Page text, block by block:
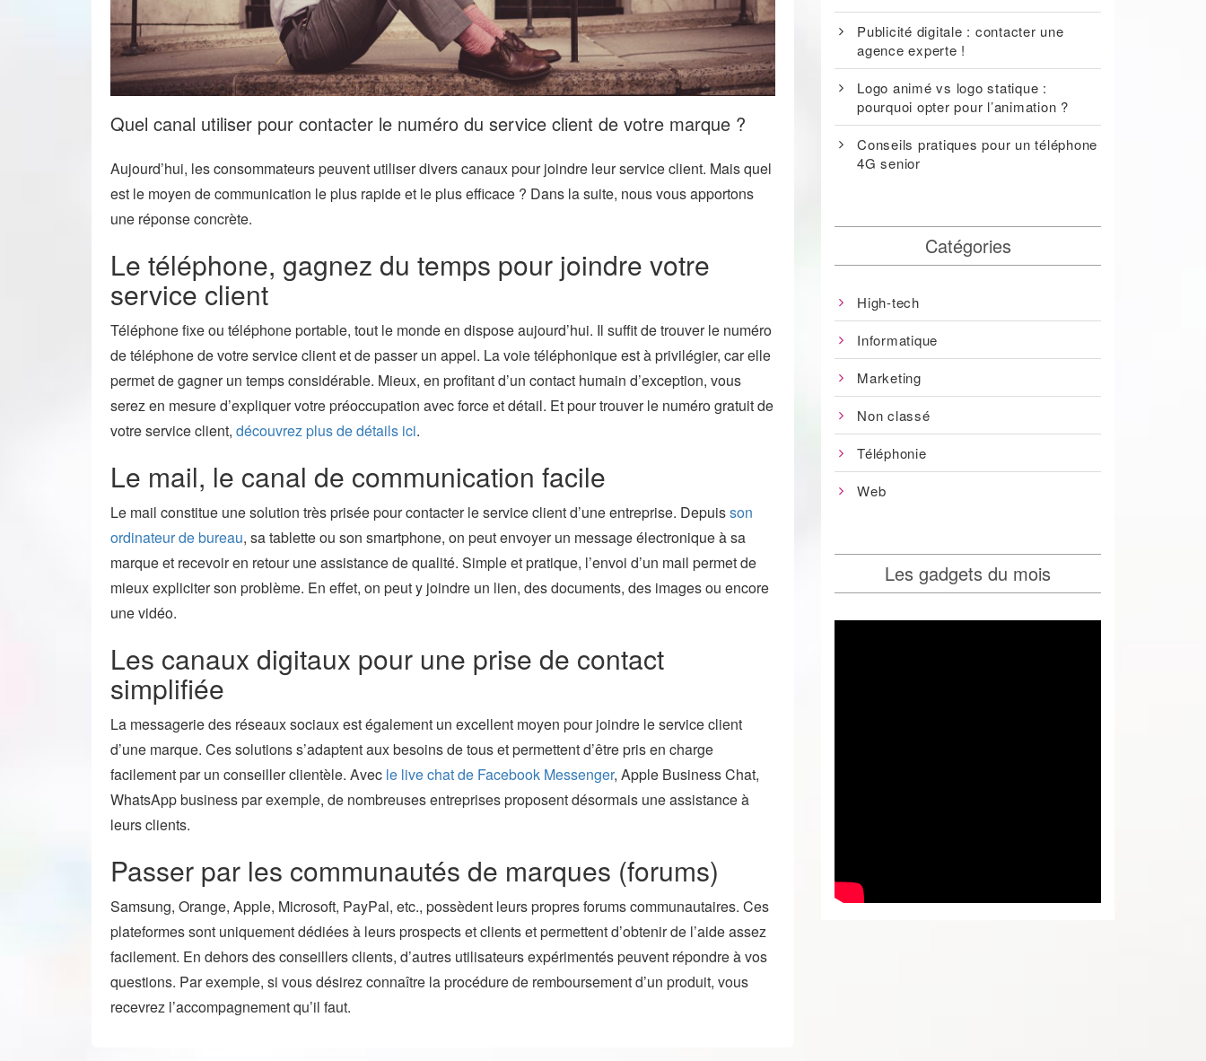
Quel canal utiliser pour contacter le numéro du service client de votre marque ?
Aujourd’hui, les consommateurs peuvent utiliser divers canaux pour joindre leur service client. Mais quel
est le moyen de communication le plus rapide et le plus efficace ? Dans la suite, nous vous apportons
une réponse concrète.
Le téléphone, gagnez du temps pour joindre votre
service client
Téléphone fixe ou téléphone portable, tout le monde en dispose aujourd’hui. Il suffit de trouver le numéro
de téléphone de votre service client et de passer un appel. La voie téléphonique est à privilégier, car elle
permet de gagner un temps considérable. Mieux, en profitant d’un contact humain d’exception, vous
serez en mesure d’expliquer votre préoccupation avec force et détail. Et pour trouver le numéro gratuit de
votre service client, découvrez plus de détails ici.
Le mail, le canal de communication facile
Le mail constitue une solution très prisée pour contacter le service client d’une entreprise. Depuisson
ordinateur de bureau, sa tablette ou son smartphone, on peut envoyer un message électronique à sa
marque et recevoir en retour une assistance de qualité. Simple et pratique, l’envoi d’un mail permet de
mieux expliciter son problème. En effet, on peut y joindre un lien, des documents, des images ou encore
une vidéo.
Les canaux digitaux pour une prise de contact
simplifiée
La messagerie des réseaux sociaux est également un excellent moyen pour joindre le service client
d’une marque. Ces solutions s’adaptent aux besoins de tous et permettent d’être pris en charge
facilement par un conseiller clientèle. Avec le live chat de Facebook Messenger, Apple Business Chat,
WhatsApp business par exemple, de nombreuses entreprises proposent désormais une assistance à
leurs clients.
Passer par les communautés de marques (forums)
Samsung, Orange, Apple, Microsoft, PayPal, etc., possèdent leurs propres forums communautaires. Ces
plateformes sont uniquement dédiées à leurs prospects et clients et permettent d’obtenir de l’aide assez
facilement. En dehors des conseillers clients, d’autres utilisateurs expérimentés peuvent répondre à vos
questions. Par exemple, si vous désirez connaître la procédure de remboursement d’un produit, vous
recevrez l’accompagnement qu’il faut.
Publicité digitale : contacter une
agence experte !
Logo animé vs logo statique :
pourquoi opter pour l’animation ?
Conseils pratiques pour un téléphone
4G senior
Catégories
High-tech
Informatique
Marketing
Non classé
Téléphonie
Web
Les gadgets du mois